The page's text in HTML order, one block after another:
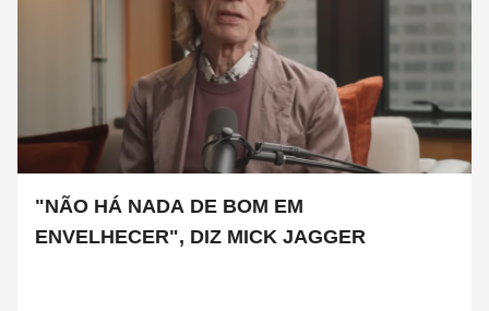
"NÃO HÁ NADA DE BOM EM
ENVELHECER", DIZ MICK JAGGER